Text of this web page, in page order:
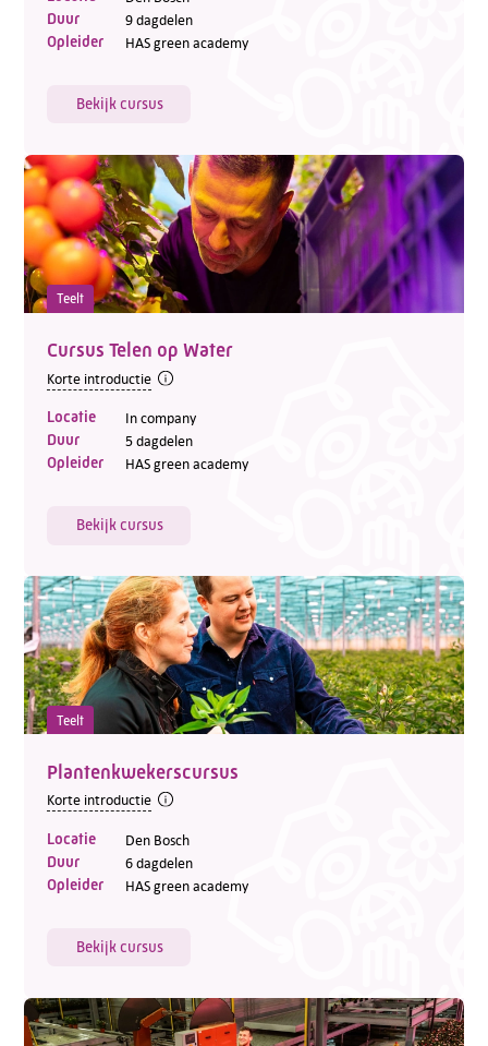
Duur 9 dagdelen
Opleider HAS green academy
Bekijk cursus
Teelt
Cursus Telen op Water
Korte introductie
Locatie In company
Duur 5 dagdelen
Opleider HAS green academy
Bekijk cursus
Teelt
Plantenkwekerscursus
Korte introductie
Locatie Den Bosch
Duur 6 dagdelen
Opleider HAS green academy
Bekijk cursus